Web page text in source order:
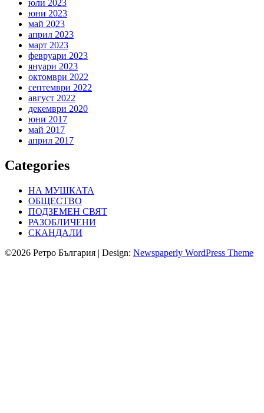
юли 2023
юни 2023
май 2023
април 2023
март 2023
февруари 2023
януари 2023
октомври 2022
септември 2022
август 2022
декември 2020
юни 2017
май 2017
април 2017
Categories
НА МУШКАТА
ОБЩЕСТВО
ПОДЗЕМЕН СВЯТ
РАЗОБЛИЧЕНИ
СКАНДАЛИ
©2026 Ретро България | Design: Newspaperly WordPress Theme